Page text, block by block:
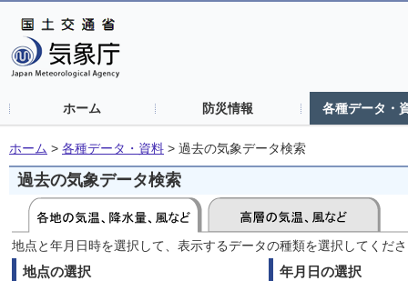
ホーム 防災情報 各種データ・
ホーム > 各種データ・資料 > 過去の気象データ検索
過去の気象データ検索
地点と年月日時を選択して、表示するデータの種類を選択してくだ
地点の選択 年月日の選択